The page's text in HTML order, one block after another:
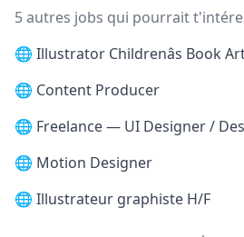
5 autres jobs qui pourrait
🌐 Illustrator Childrenâs Book
🌐 Content Producer
🌐 Freelance — UI Designer /
🌐 Motion Designer
🌐 Illustrateur graphiste H/F